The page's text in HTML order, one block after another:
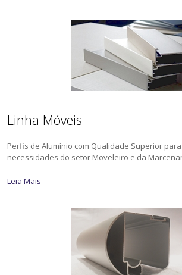
Linha Móveis
Perfis de Alumínio com Qualidade Superior
necessidades do setor Moveleiro e da
Leia Mais